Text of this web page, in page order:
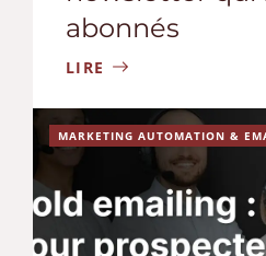
abonnés
LIRE
MARKETING AUTOMATION &